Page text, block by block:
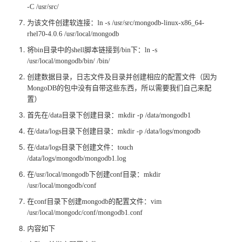
-C /usr/src/
为该文件创建软连接： ln -s /usr/src/mongodb-linux-x86_64-
rhel70-4.0.6 /usr/local/mongodb
将bin目录中的shell脚本链接到/bin下：ln -s
/usr/local/mongodb/bin/ /bin/
创建数据目录，日志文件及目录并创建相应的配置文件（因为
MongoDB的包中没有自带这些东西，所以需要我们自己来配
置）
首先在/data目录下创建目录：mkdir -p /data/mongodb1
在/data/logs目录下创建目录：mkdir -p /data/logs/mongodb
在/data/logs目录下创建文件：touch
/data/logs/mongodb/mongodb1.log
在/usr/local/mongodb下创建conf目录：mkdir
/usr/local/mongodb/conf
在conf目录下创建mongodb的配置文件：vim
/usr/local/mongodc/conf/mongodb1.conf
内容如下